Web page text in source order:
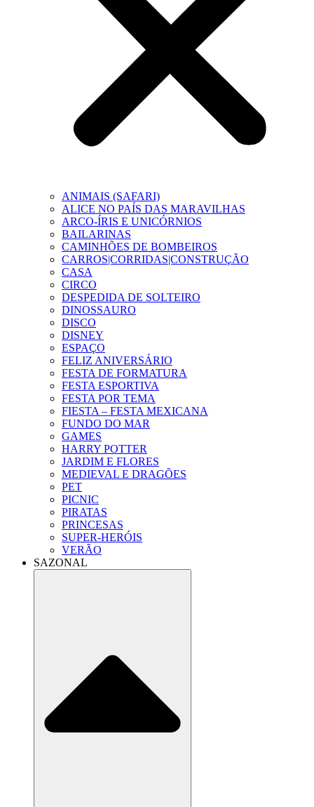
ANIMAIS (SAFARI)
ALICE NO PAÍS DAS MARAVILHAS
ARCO-ÍRIS E UNICÓRNIOS
BAILARINAS
CAMINHÕES DE BOMBEIROS
CARROS|CORRIDAS|CONSTRUÇÃO
CASA
CIRCO
DESPEDIDA DE SOLTEIRO
DINOSSAURO
DISCO
DISNEY
ESPAÇO
FELIZ ANIVERSÁRIO
FESTA DE FORMATURA
FESTA ESPORTIVA
FESTA POR TEMA
FIESTA – FESTA MEXICANA
FUNDO DO MAR
GAMES
HARRY POTTER
JARDIM E FLORES
MEDIEVAL E DRAGÕES
PET
PICNIC
PIRATAS
PRINCESAS
SUPER-HERÓIS
VERÃO
SAZONAL